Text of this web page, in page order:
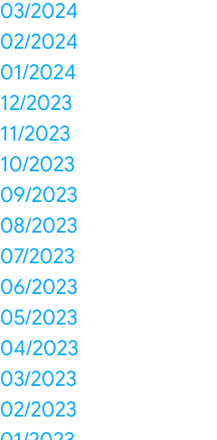
03/2024
02/2024
01/2024
12/2023
11/2023
10/2023
09/2023
08/2023
07/2023
06/2023
05/2023
04/2023
03/2023
02/2023